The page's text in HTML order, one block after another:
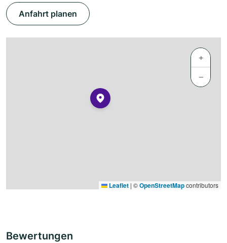
Anfahrt planen
+
−
Leaflet | ©OpenStreetMapcontributors
Bewertungen